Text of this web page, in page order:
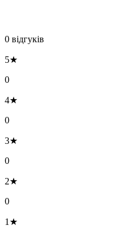
0 відгуків
5★
0
4★
0
3★
0
2★
0
1★